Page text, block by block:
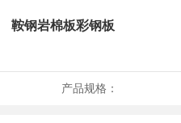
鞍钢岩棉板彩钢板
产品规格：